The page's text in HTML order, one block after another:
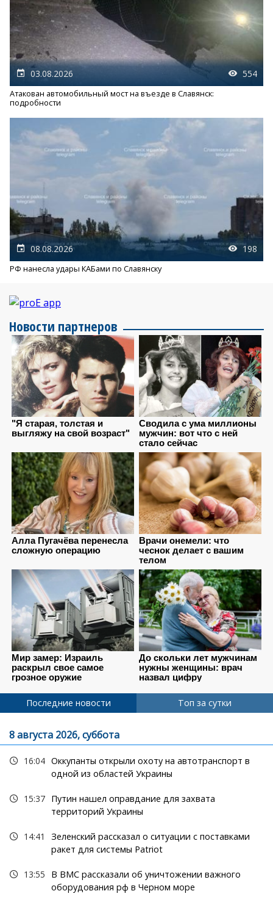
03.08.2026 554
Атакован автомобильный мост на въезде в Славянск:
подробности
08.08.2026 198
РФ нанесла удары КАБами по Славянску
Новости партнеров
Последние новости Топ за сутки
8 августа 2026, суббота
16:04 Оккупанты открыли охоту на автотранспорт в
одной из областей Украины
15:37 Путин нашел оправдание для захвата
территорий Украины
14:41
Зеленский рассказал о ситуации с поставками
ракет для системы Patriot
13:55
В ВМС рассказали об уничтожении важного
оборудования рф в Черном море